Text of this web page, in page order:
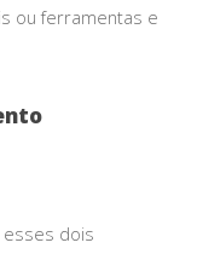
​​ou ferramentas e
dois